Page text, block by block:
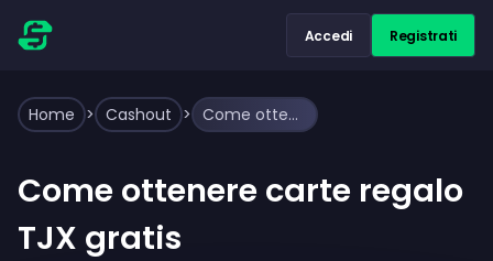
Accedi Registrati
Home > Cashout > Come ottenere carte regalo TJX gratis
Come ottenere carte regalo
TJX gratis